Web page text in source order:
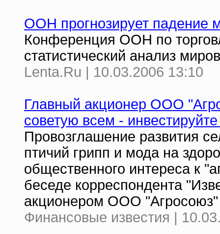
ООН прогнозирует падение
Конференция ООН по
статистический анализ
Lenta.Ru | 10.03.2006 13:10
Главный акционер ООО
советую всем -
Провозглашение развития
птичий грипп и мода на
общественного интереса к
беседе корреспондента
акционером ООО
Финансовые известия |